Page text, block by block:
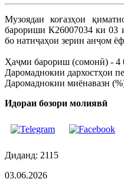
Музоядаи коғазҳои
барориши К26007034 ки 03
бо натиҷаҳои зерин анҷом
Ҳаҷми барориш (сомонӣ) - 4
Даромаднокии дархостҳои
Даромаднокии миёнавазн
Идораи бозори молиявӣ
Диданд: 2115
03.06.2026